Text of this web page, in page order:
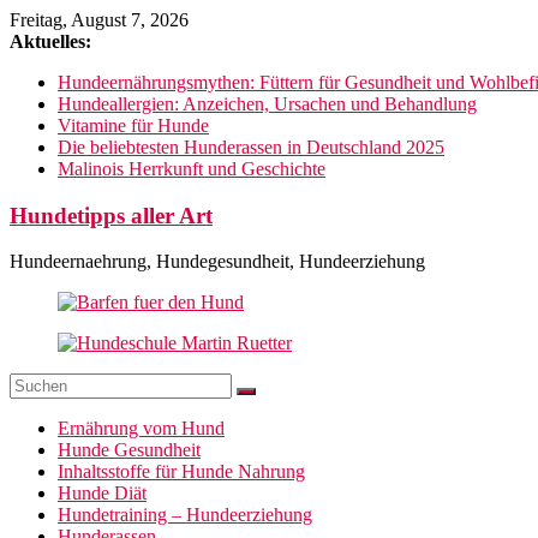
Zum
Inhalt
Freitag, August 7, 2026
Aktuelles:
Hundeernährungsmythen: Füttern für Gesundheit und
Hundeallergien: Anzeichen, Ursachen und Behandlung
Vitamine für Hunde
Die beliebtesten Hunderassen in Deutschland 2025
Malinois Herrkunft und Geschichte
Hundetipps aller Art
Hundeernaehrung, Hundegesundheit, Hundeerziehung
Ernährung vom Hund
Hunde Gesundheit
Inhaltsstoffe für Hunde Nahrung
Hunde Diät
Hundetraining – Hundeerziehung